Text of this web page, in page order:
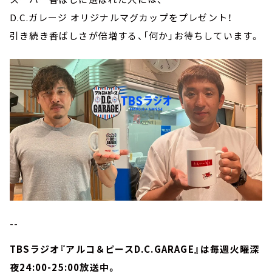
D.C.ガレージ オリジナルマグカップをプレゼント！
引き続き香ばしさが倍増する、「何か」お待ちしています。
--
TBSラジオ『アルコ＆ピースD.C.GARAGE』は毎週火曜深
夜24:00-25:00放送中。